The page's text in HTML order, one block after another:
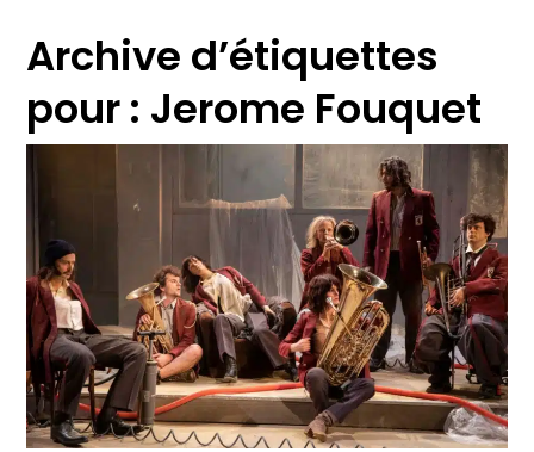
Archive d’étiquettes
pour : Jerome Fouquet